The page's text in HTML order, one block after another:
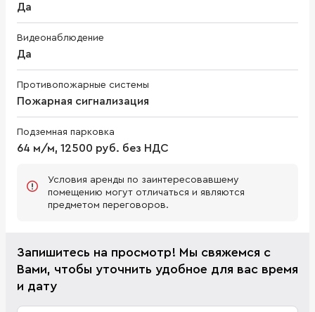
Да
Видеонаблюдение
Да
Противопожарные системы
Пожарная сигнализация
Подземная парковка
64 м/м, 12500 руб. без НДС
Условия аренды по заинтересовавшему
помещению могут отличаться и являются
предметом переговоров.
Запишитесь на просмотр! Мы свяжемся с
Вами, чтобы уточнить удобное для вас время
и дату